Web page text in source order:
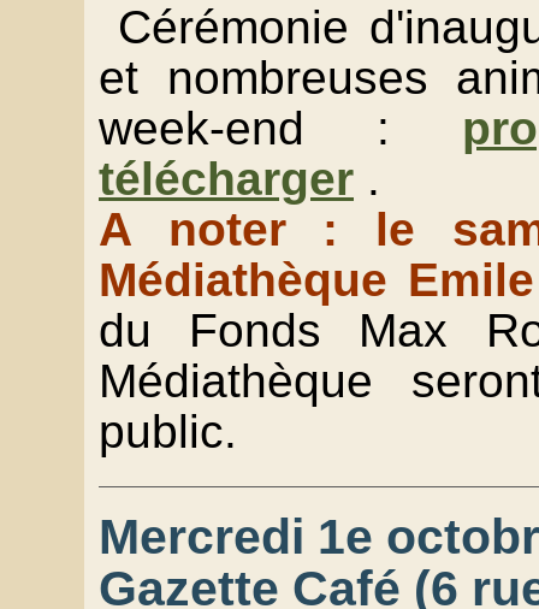
Cérémonie
et nombreuses
week-end :
télécharger .
A noter : le
Médiathèque
du Fonds Max
Médiathèque
public.
Mercredi 1e
Gazette Café (6